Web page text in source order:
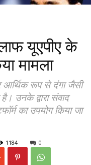
यूएपीए के
मामला
आर्थिक रूप से दंगा जैसी
उनके द्वारा संवाद
का उपयोग किया जा
1184
0